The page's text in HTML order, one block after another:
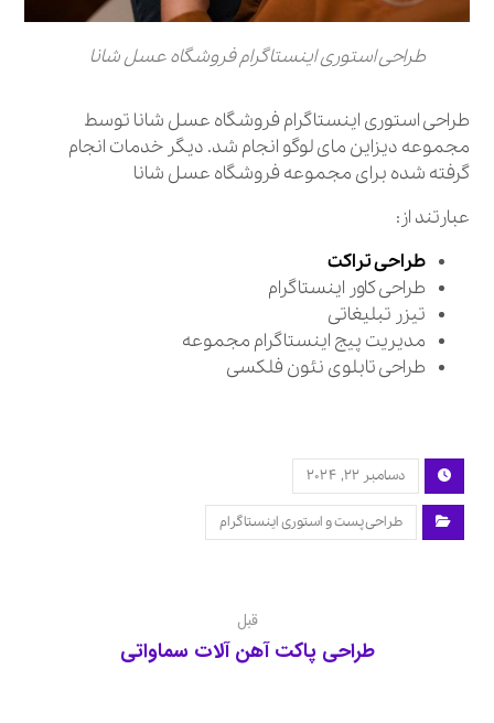
طراحی استوری اینستاگرام فروشگاه عسل شانا
طراحی استوری اینستاگرام فروشگاه عسل شانا توسط
مجموعه دیزاین مای لوگو انجام شد. دیگر خدمات انجام
گرفته شده برای مجموعه فروشگاه عسل شانا
عبارتند از:
طراحی تراکت
طراحی کاور اینستاگرام
تیزر تبلیغاتی
مدیریت پیج اینستاگرام مجموعه
طراحی تابلوی نئون فلکسی
دسامبر ۲۲, ۲۰۲۴
طراحی پست و استوری اینستاگرام
قبل
طراحی پاکت آهن آلات سماواتی